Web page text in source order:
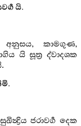
යි.
අනුසය, කාමගුණ,
යි සූත්‍ර ද්වාදශක
ජරාවර්‍ග දෙක